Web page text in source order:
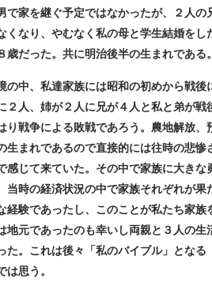
で家を継ぐ予定ではなかったが、２人
くなり、やむなく私の母と学生結婚を
歳だった。共に明治後半の生まれである。
中、私達家族には昭和の初めから戦後
２人、姉が２人に兄が４人と私と弟が
り戦争による敗戦であろう。農地解放
生まれであるので直接的には往時の悲
感じて来ていた。その中で家族に大き
当時の経済状況の中で家族それぞれが
経験であったし、このことが私たち家族
地元であったのも幸いし両親と３人の
た。これは後々「私のバイブル」とな
思う。